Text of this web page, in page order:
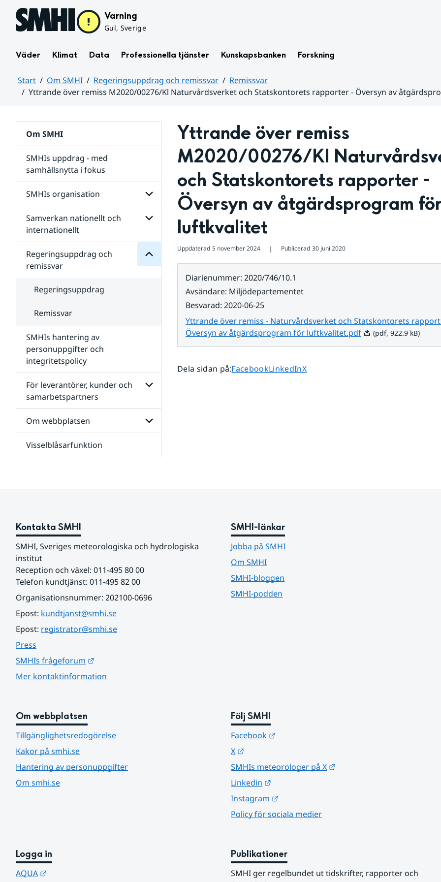
Hoppa till sidans innehåll Varning
Gul, Sverige
Väder Klimat Data Professionella tjänster Kunskapsbanken Forskning
Start Om SMHI Regeringsuppdrag och remissvar
Remissvar
Yttrande över remiss M2020/00276/Kl Naturvårdsverket och Statskontorets rapporter - Översyn av
Om SMHI
SMHIs uppdrag - med
samhällsnytta i fokus
SMHIs organisation
Undersidor
organisation
Samverkan nationellt och
internationellt
Undersidor
för
Samverkan
internationellt
Regeringsuppdrag och
remissvar
för
Regeringsuppdrag
remissvar
Regeringsuppdrag
Remissvar
SMHIs hantering av
personuppgifter och
integritetspolicy
För leverantörer, kunder och
samarbetspartners
Undersidor
för
och
Om webbplatsen
för
Visselblåsarfunktion
Yttrande över remiss
M2020/00276/Kl
och Statskontorets rapporter -
Översyn av åtgärdsprogram
luftkvalitet
Uppdaterad 5 november 2024 ❘ Publicerad 30 juni 2020
Diarienummer: 2020/746/10.1
Avsändare: Miljödepartementet
Besvarad: 2020-06-25
Yttrande över remiss - Naturvårdsverket och Statskontorets
Översyn av åtgärdsprogram för luftkvalitet.pdfPdf, 922.9 kB.
(pdf, 922.9 kB)
Dela sidan på:Dela sidan på
FacebookDela sidan på
LinkedInDela sidan på
X
Kontakta SMHI
SMHI, Sveriges meteorologiska och hydrologiska
institut
Reception och växel: 011-495 80 00
Telefon kundtjänst: 011-495 82 00
Organisationsnummer: 202100-0696
Epost: kundtjanst@smhi.se
Epost: registrator@smhi.se
Press
SMHIs frågeforum
Mer kontaktinformation
SMHI-länkar
Jobba på SMHI
Om SMHI
SMHI-bloggen
SMHI-podden
Om webbplatsen
Tillgänglighetsredogörelse
Kakor på smhi.se
Hantering av personuppgifter
Om smhi.se
Följ SMHI
Facebook
X
SMHIs meteorologer på X
Linkedin
Instagram
Policy för sociala medier
Logga in
AQUA
Publikationer
SMHI ger regelbundet ut tidskrifter, rapporter och